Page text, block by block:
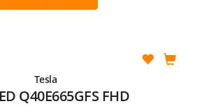
Tesla
Q40E665GFS FHD